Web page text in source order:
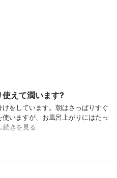
使えて潤います?
をしています。朝はさっぱりすぐ
いますが、お風呂上がりにはたっ
続きを見る